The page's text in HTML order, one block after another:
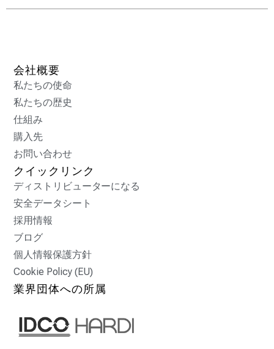
会社概要
私たちの使命
私たちの歴史
仕組み
購入先
お問い合わせ
クイックリンク
ディストリビューターになる
安全データシート
採用情報
ブログ
個人情報保護方針
Cookie Policy (EU)
業界団体への所属